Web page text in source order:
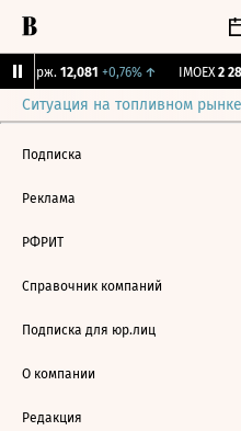
Бирж. 12,081 +0,76%↑ IMOEX 2
Ситуация на топливном
Подписка
Реклама
РФРИТ
Справочник компаний
Подписка для юр.лиц
О компании
Редакция